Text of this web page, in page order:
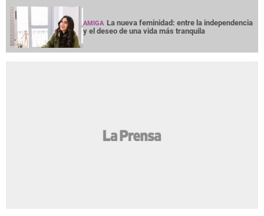
AMIGA La nueva feminidad: entre la independencia
y el deseo de una vida más tranquila